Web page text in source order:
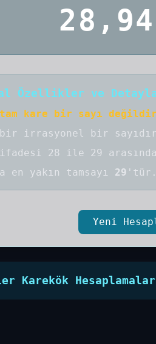
Özellikler ve
tam kare bir sayı değildir
bir irrasyonel bir sayıdır
ifadesi 28 ile 29
en yakın tamsayı 29 'tür.
Yeni
Karekök